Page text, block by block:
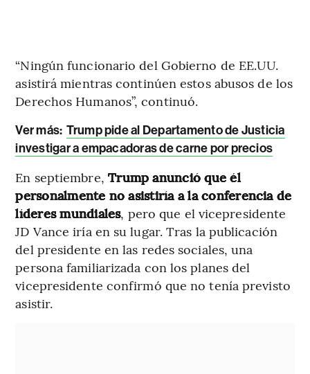
“Ningún funcionario del Gobierno de EE.UU.
asistirá mientras continúen estos abusos de los
Derechos Humanos”, continuó.
Ver más: Trump pide al Departamento de Justicia
investigar a empacadoras de carne por precios
En septiembre, Trump anunció que él
personalmente no asistiría a la conferencia de
líderes mundiales, pero que el vicepresidente
JD Vance iría en su lugar. Tras la publicación
del presidente en las redes sociales, una
persona familiarizada con los planes del
vicepresidente confirmó que no tenía previsto
asistir.